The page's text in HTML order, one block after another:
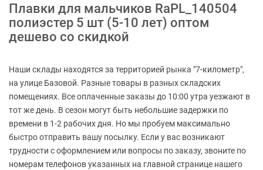
Плавки для мальчиков RaPL_140504
полиэстер 5 шт (5-10 лет) оптом
дешево со скидкой
Наши склады находятся за территорией рынка "7-километр",
на улице Базовой. Разные товары в разных складских
помещениях. Все оплаченные заказы до 10:00 утра уезжают в
тот же день. В сезон могут быть небольшие задержки по
времени в 1-2 рабочих дня. Но мы пробуем максимально
быстро отправить вашу посылку. Если у вас возникают
трудности с оформлением или вопросы по заказу, звоните по
номерам телефонов указанных на главной странице нашего